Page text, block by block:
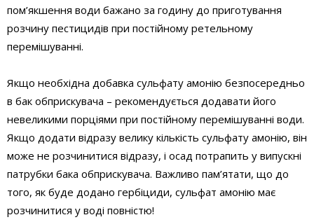
пом’якшення води бажано за годину до приготування
розчину пестицидів при постійному ретельному
перемішуванні.
Якщо необхідна добавка сульфату амонію безпосередньо
в бак обприскувача – рекомендується додавати його
невеликими порціями при постійному перемішуванні води.
Якщо додати відразу велику кількість сульфату амонію, він
може не розчинитися відразу, і осад потрапить у випускні
патрубки бака обприскувача. Важливо пам’ятати, що до
того, як буде додано гербіциди, сульфат амонію має
розчинитися у воді повністю!